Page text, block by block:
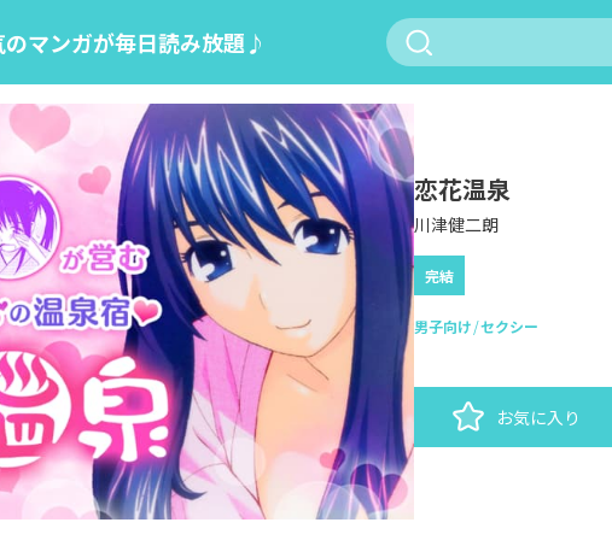
のマンガが毎日読み放題♪
恋花温泉
川津健二朗
完結
男子向け セクシー
お気に入り